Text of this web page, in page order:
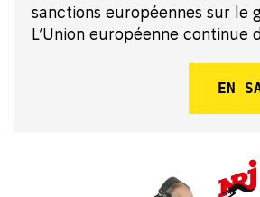
sanctions européennes sur le
L’Union européenne continue
guerre du Kremlin. Plutôt que
EN